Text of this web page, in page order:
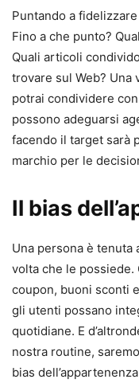
Puntando a
Fino a che punto?
Quali articoli
trovare sul Web? Una
potrai condividere
possono adeguarsi
facendo il target sarà
marchio per le
Il bias
Una persona è
volta che le
coupon, buoni sconti
gli utenti possano
quotidiane. E
nostra routine,
bias